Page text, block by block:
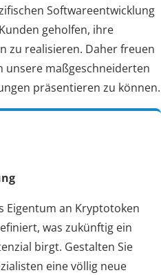
Softwareentwicklung
geholfen, ihre
zu realisieren. Daher freuen
unsere maßgeschneiderten
präsentieren zu können.
Eigentum an Kryptotoken
was zukünftig ein
birgt. Gestalten Sie
eine völlig neue